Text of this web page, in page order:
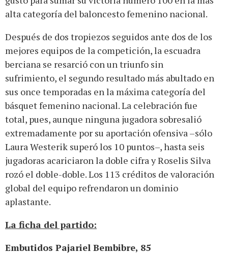
alta categoría del baloncesto femenino nacional.
Después de dos tropiezos seguidos ante dos de los
mejores equipos de la competición, la escuadra
berciana se resarció con un triunfo sin
sufrimiento, el segundo resultado más abultado en
sus once temporadas en la máxima categoría del
básquet femenino nacional. La celebración fue
total, pues, aunque ninguna jugadora sobresalió
extremadamente por su aportación ofensiva –sólo
Laura Westerik superó los 10 puntos–, hasta seis
jugadoras acariciaron la doble cifra y Roselis Silva
rozó el doble-doble. Los 113 créditos de valoración
global del equipo refrendaron un dominio
aplastante.
La ficha del partido:
Embutidos Pajariel Bembibre, 85